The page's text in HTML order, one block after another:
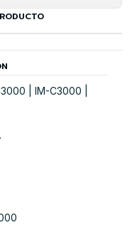
| IM-C3000 |